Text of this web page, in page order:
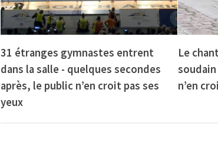
31 étranges gymnastes entrent
dans la salle - quelques secondes
après, le public n’en croit pas ses
yeux
Le
n’en